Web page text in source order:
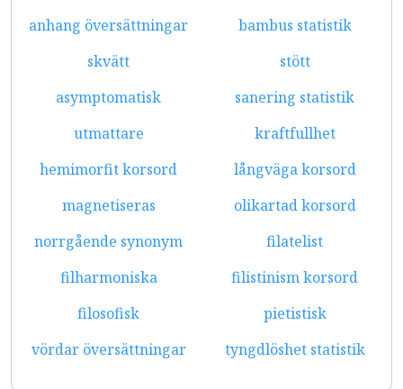
anhang översättningar
bambus statistik
skvätt
stött
asymptomatisk
sanering statistik
utmattare
kraftfullhet
hemimorfit korsord
långväga korsord
magnetiseras
olikartad korsord
norrgående synonym
filatelist
filharmoniska
filistinism korsord
filosofisk
pietistisk
vördar översättningar
tyngdlöshet statistik